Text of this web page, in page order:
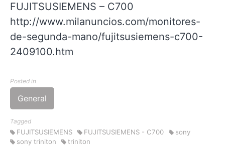
FUJITSUSIEMENS – C700
http://www.milanuncios.com/monitores-
de-segunda-mano/fujitsusiemens-c700-
2409100.htm
Posted in
General
Tagged
FUJITSUSIEMENS FUJITSUSIEMENS - C700
sony
sony triniton
triniton